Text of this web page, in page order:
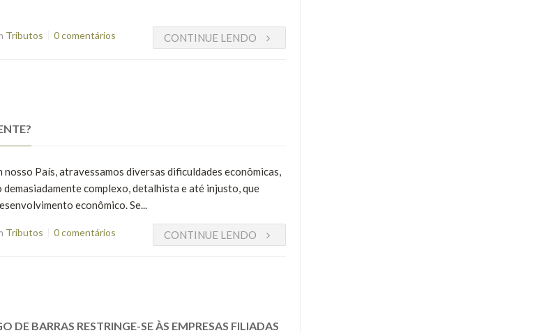
Tributos 0 comentários CONTINUE LENDO
País, atravessamos diversas dificuldades econômicas,
complexo, detalhista e até injusto, que
econômico. Se...
Tributos 0 comentários CONTINUE LENDO
BARRAS RESTRINGE-SE ÀS EMPRESAS FILIADAS